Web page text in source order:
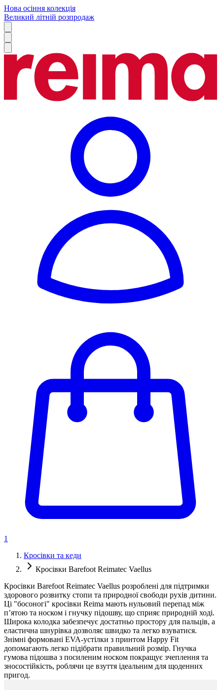
Нова осіння колекція
Великий літній розпродаж
1
Кросівки та кеди
Кросівки Barefoot Reimatec Vaellus
Кросівки Barefoot Reimatec Vaellus розроблені для підтримки
здорового розвитку стопи та природної свободи рухів дитини.
Ці "босоногі" кросівки Reima мають нульовий перепад між
п’ятою та носком і гнучку підошву, що сприяє природній ході.
Широка колодка забезпечує достатньо простору для пальців, а
еластична шнурівка дозволяє швидко та легко взуватися.
Знімні формовані EVA-устілки з принтом Happy Fit
допомагають легко підібрати правильний розмір. Гнучка
гумова підошва з посиленим носком покращує зчеплення та
зносостійкість, роблячи це взуття ідеальним для щоденних
пригод.